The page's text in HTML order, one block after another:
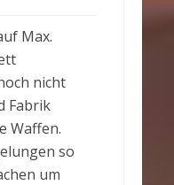
Max.
nicht
Fabrik
Waffen.
so
um